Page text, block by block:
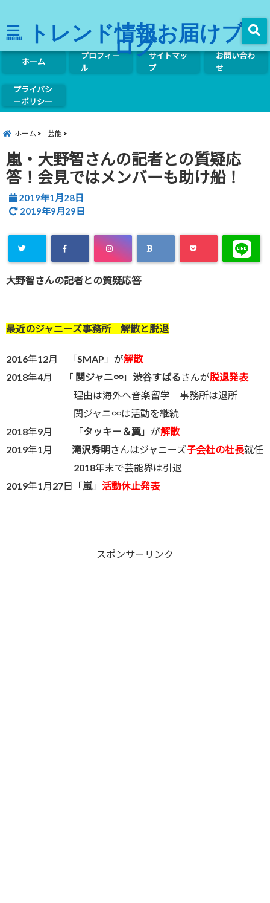
menu トレンド情報お届けブ
ログ
ホーム
プロフィー
ル
サイトマッ
プ
お問い合わ
せ
プライバシ
ーポリシー
ホーム 芸能
嵐・大野智さんの記者との質疑応
答！会見ではメンバーも助け船！
2019年1月28日
2019年9月29日
大野智さんの記者との質疑応答
最近のジャニーズ事務所 解散と脱退
2016年12月 「SMAP 」が解散
2018年4月 「 関ジャニ∞」 渋谷すばるさんが脱退発表
理由は海外へ音楽留学 事務所は退所
関ジャニ∞は活動を継続
2018年9月 「タッキー＆翼 」が解散
2019年1月 滝沢秀明さんはジャニーズ子会社の社長就任
2018年末で芸能界は引退
2019年1月27日「嵐」 活動休止発表
スポンサーリンク